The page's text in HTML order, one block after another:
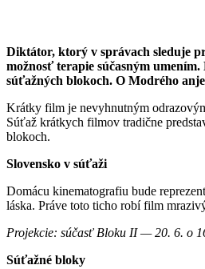
Diktátor, ktorý v správach sleduje
možnosť terapie súčasným
súťažných blokoch. O Modrého
Krátky film je nevyhnutným
Súťaž krátkych filmov tradične
blokoch.
Slovensko v súťaži
Domácu kinematografiu bude
láska. Práve toto ticho robí film
Projekcie: súčasť Bloku II — 20. 6. o
Súťažné bloky